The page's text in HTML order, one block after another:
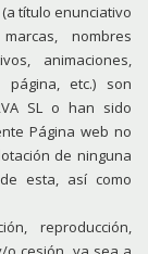
título enunciativo
nombres
animaciones,
etc.) son
SL o han sido
Página web no
de ninguna
esta, así como
reproducción,